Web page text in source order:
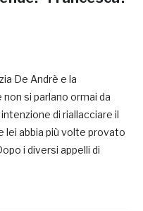
De Andrè e la
si parlano ormai da
di riallacciare il
lei abbia più volte provato
i diversi appelli di